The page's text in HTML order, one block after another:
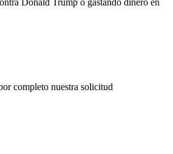
completo nuestra solicitud